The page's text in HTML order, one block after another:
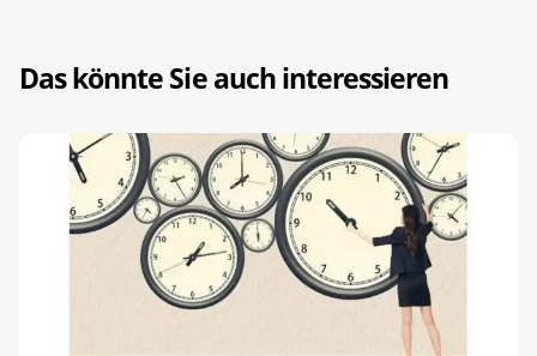
Das könnte Sie auch interessieren